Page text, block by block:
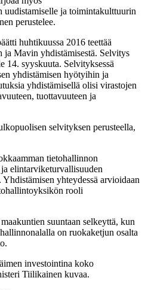
uudistamiselle ja toimintakulttuurin
perustelee.
huhtikuussa 2016 teettää
Mavin yhdistämisestä. Selvitys
syyskuuta. Selvityksessä
yhdistämisen hyötyihin ja
yhdistämisellä olisi virastojen
tuottavuuteen ja
selvityksen perusteella,
tietohallinnon
elintarviketurvallisuuden
yhteydessä arvioidaan
rooli
suuntaan selkeyttä, kun
on ruokaketjun osalta
investointina koko
Tiilikainen kuvaa.